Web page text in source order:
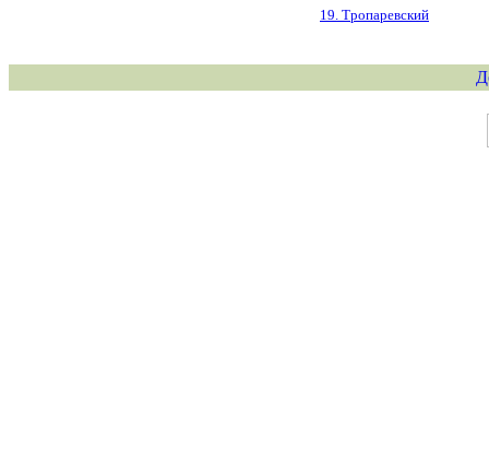
19. Тропаревский